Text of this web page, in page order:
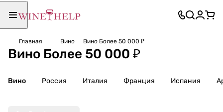
Главная Вино Вино Более 50 000 ₽
Вино Более 50 000 ₽
Вино Россия Италия Франция Испания